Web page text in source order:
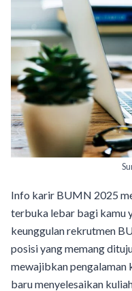
Info karir BUMN 2025
terbuka lebar bagi kamu
keunggulan rekrutmen
posisi yang memang
mewajibkan pengalaman
baru menyelesaikan